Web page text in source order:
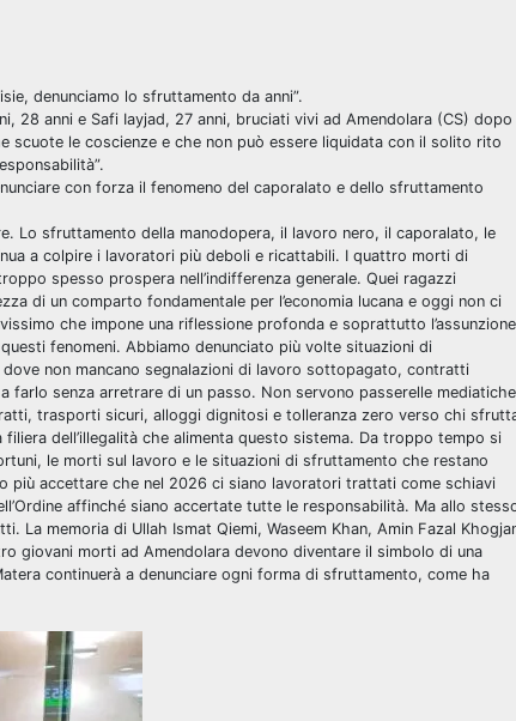
denunciamo lo sfruttamento da anni”.
28 anni e Safi Iayjad, 27 anni, bruciati vivi ad Amendolara (CS) dopo
le coscienze e che non può essere liquidata con il solito rito
con forza il fenomeno del caporalato e dello sfruttamento
Lo sfruttamento della manodopera, il lavoro nero, il caporalato, le
a colpire i lavoratori più deboli e ricattabili. I quattro morti di
spesso prospera nell’indifferenza generale. Quei ragazzi
di un comparto fondamentale per l’economia lucana e oggi non ci
che impone una riflessione profonda e soprattutto l’assunzione
fenomeni. Abbiamo denunciato più volte situazioni di
non mancano segnalazioni di lavoro sottopagato, contratti
senza arretrare di un passo. Non servono passerelle
trasporti sicuri, alloggi dignitosi e tolleranza zero verso chi
dell’illegalità che alimenta questo sistema. Da troppo tempo si
le morti sul lavoro e le situazioni di sfruttamento che restano
più accettare che nel 2026 ci siano lavoratori trattati come schiavi
affinché siano accertate tutte le responsabilità. Ma allo
memoria di Ullah Ismat Qiemi, Waseem Khan, Amin Fazal
giovani morti ad Amendolara devono diventare il simbolo di una
continuerà a denunciare ogni forma di sfruttamento, come ha